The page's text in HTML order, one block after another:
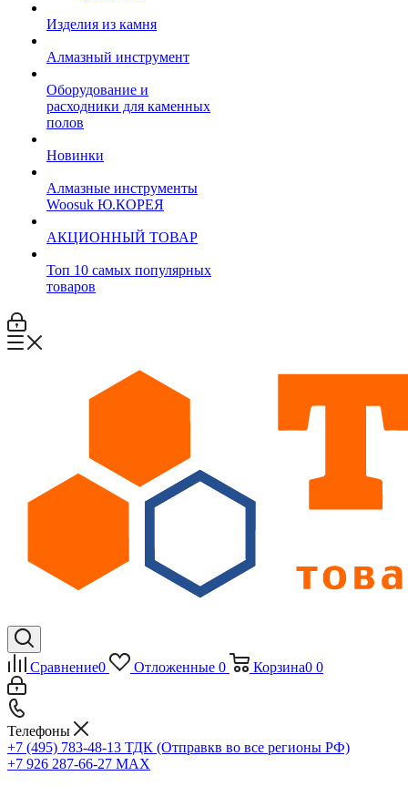
Изделия из камня
Алмазный инструмент
Оборудование и
расходники для каменных
полов
Новинки
Алмазные инструменты
Woosuk Ю.КОРЕЯ
АКЦИОННЫЙ ТОВАР
Топ 10 самых популярных
товаров
Сравнение0 Отложенные 0 Корзина0 0
Телефоны
+7 (495) 783-48-13 ТДК (Отправкв во все регионы РФ)
+7 926 287-66-27 МАХ